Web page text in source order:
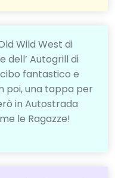
Wild West di
dell’ Autogrill di
fantastico e
poi, una tappa per
in Autostrada
le Ragazze!